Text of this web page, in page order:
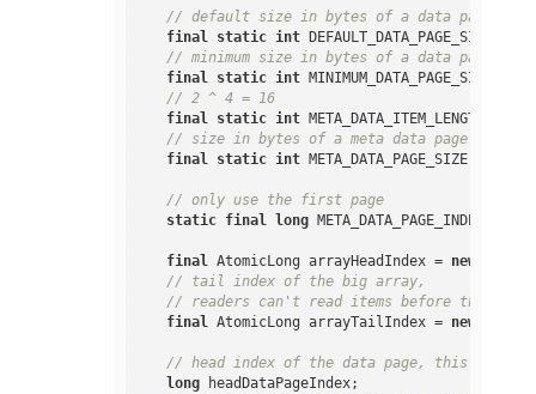
// default size in bytes of a data page
final static int DEFAULT_DATA_PAGE_SIZE =
// minimum size in bytes of a data page
final static int MINIMUM_DATA_PAGE_SIZE =
// 2 ^ 4 = 16
final static int
// size in bytes of a meta data page
final static int META_DATA_PAGE_SIZE =
// only use the first page
static final long META_DATA_PAGE_INDEX =
final AtomicLong arrayHeadIndex = new
// tail index of the big array,
// readers can't read items before this tail
final AtomicLong arrayTailIndex = new
// head index of the data page, this is the
long headDataPageIndex;